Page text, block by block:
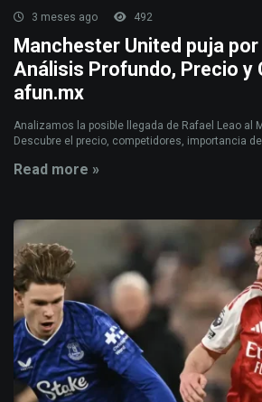
3 meses ago 492
Manchester United puja por
Análisis Profundo, Precio y
afun.mx
Analizamos la posible llegada de Rafael Leao al
Descubre el precio, competidores, importancia
Read more »